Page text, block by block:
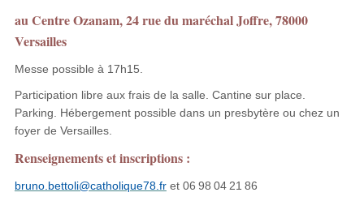
au Centre Ozanam, 24 rue du maréchal Joffre, 78000
Versailles
Messe possible à 17h15.
Participation libre aux frais de la salle. Cantine sur place.
Parking. Hébergement possible dans un presbytère ou chez un
foyer de Versailles.
Renseignements et inscriptions :
bruno.bettoli@catholique78.fret 06 98 04 21 86